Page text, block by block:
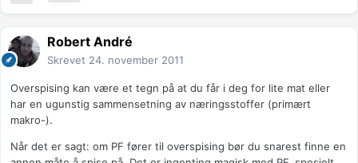
Robert André
Skrevet 24. november 2011
Overspising kan være et tegn på at du får i deg for lite mat eller
har en ugunstig sammensetning av næringsstoffer (primært
makro-).
Når det er sagt: om PF fører til overspising bør du snarest finne en